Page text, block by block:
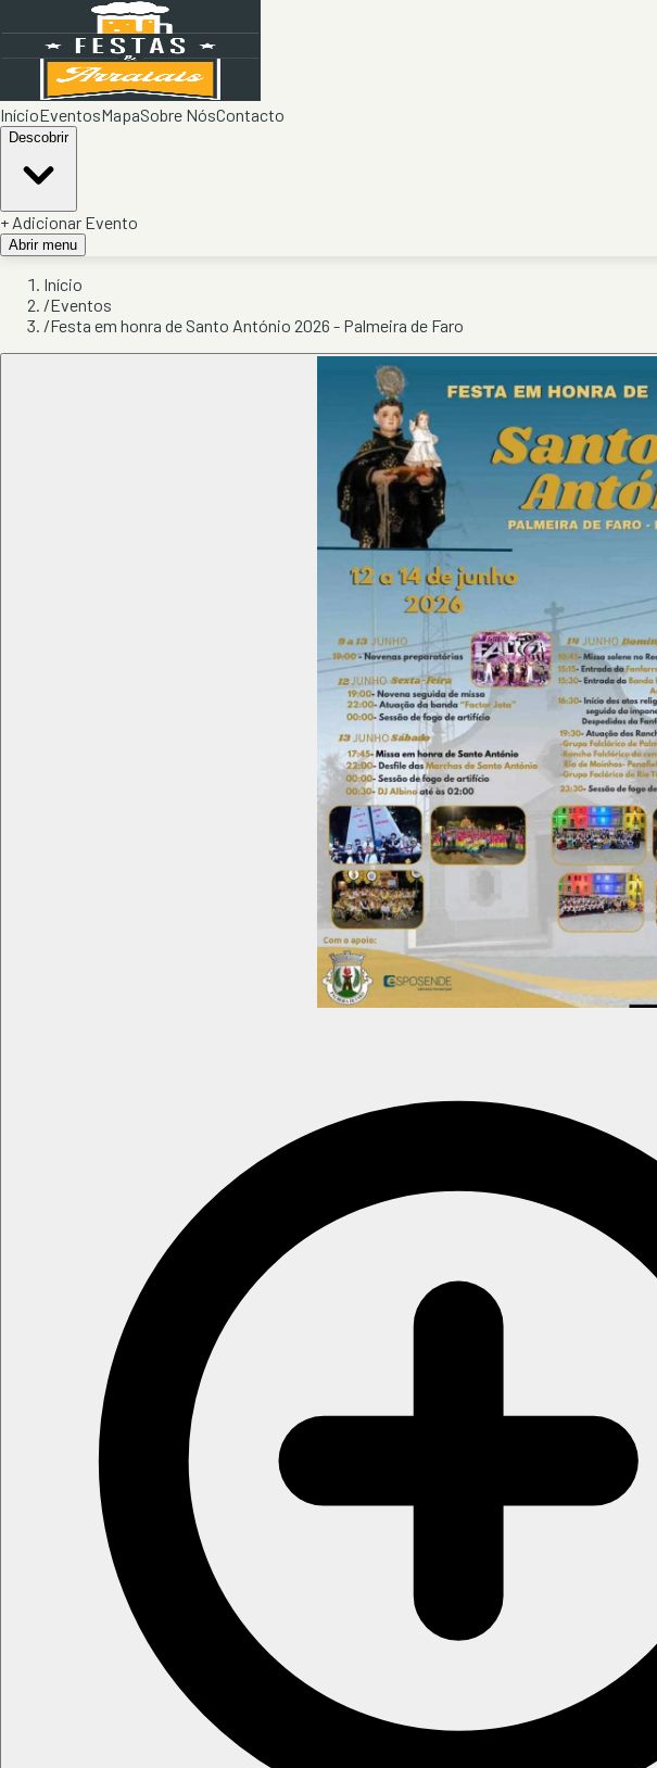
InícioEventosMapaSobre NósContacto
Descobrir
+ Adicionar Evento
Abrir menu
Início
/Eventos
/Festa em honra de Santo António 2026 - Palmeira de Faro